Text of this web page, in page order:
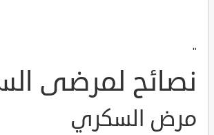
"
نصائح لمرضى
مرض السكري